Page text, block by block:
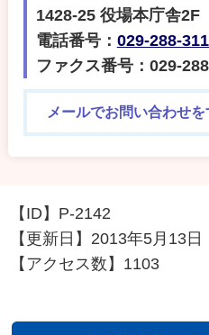
1428-25 役場本庁舎
電話番号： 029-288-
ファクス番号：029-
メールでお問い合わせを
【ID】 P-2142
【更新日】 2013年5月13日
【アクセス数】 1103